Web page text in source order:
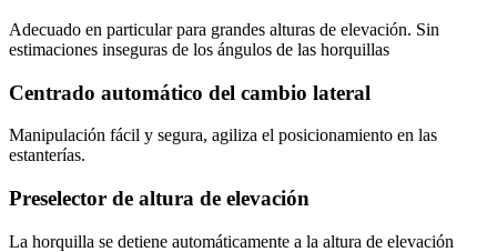
Adecuado en particular para grandes alturas de elevación. Sin
estimaciones inseguras de los ángulos de las horquillas
Centrado automático del cambio lateral
Manipulación fácil y segura, agiliza el posicionamiento en las
estanterías.
Preselector de altura de elevación
La horquilla se detiene automáticamente a la altura de elevación